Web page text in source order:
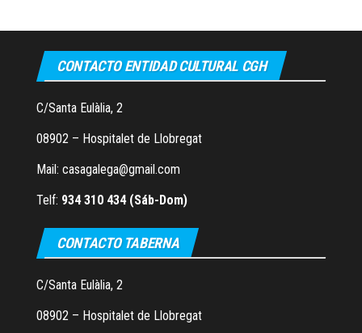
CONTACTO ENTIDAD CULTURAL CGH
C/Santa Eulàlia, 2
08902 – Hospitalet de Llobregat
Mail: casagalega@gmail.com
Telf: 934 310 434 (Sáb-Dom)
CONTACTO TABERNA
C/Santa Eulàlia, 2
08902 – Hospitalet de Llobregat